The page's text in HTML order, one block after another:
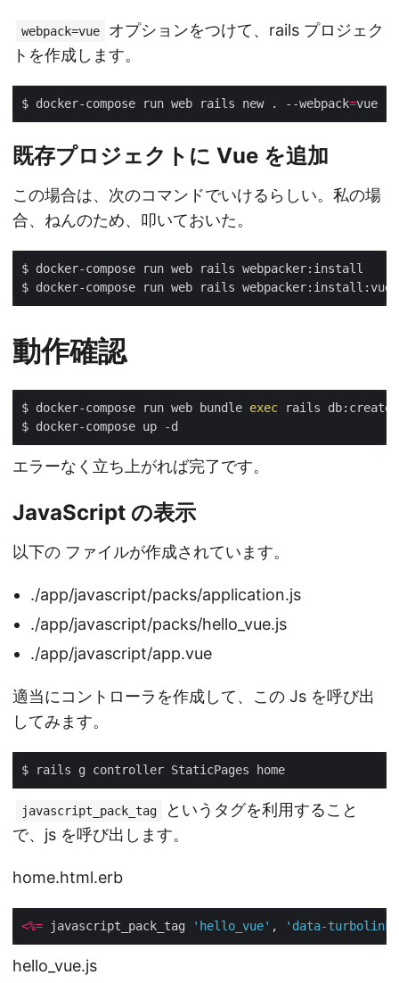
webpack=vue
オプションをつけて、rails プロジェク
トを作成します。
$ docker-compose run web rails new . --webpack=
既存プロジェクトに Vue を追加
この場合は、次のコマンドでいけるらしい。私の場
合、ねんのため、叩いておいた。
$ docker-compose run web rails webpacker:install
動作確認
$ docker-compose run web bundle exec rails db:create
エラーなく立ち上がれば完了です。
JavaScript の表示
以下の ファイルが作成されています。
./app/javascript/packs/application.js
./app/javascript/packs/hello_vue.js
./app/javascript/app.vue
適当にコントローラを作成して、この Js を呼び出
してみます。
javascript_pack_tag
というタグを利用すること
で、js を呼び出します。
home.html.erb
<%= javascript_pack_tag 'hello_vue' , 'data-
hello_vue.js